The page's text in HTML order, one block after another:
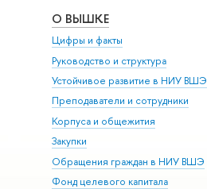
О ВЫШКЕ
Цифры и факты
Руководство и структура
Устойчивое развитие в НИУ ВШЭ
Преподаватели и сотрудники
Корпуса и общежития
Закупки
Обращения граждан в НИУ ВШЭ
Фонд целевого капитала